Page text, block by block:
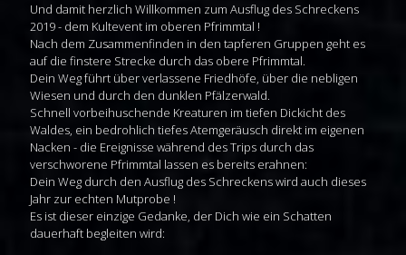
Und damit herzlich Willkommen zum Ausflug des Schreckens
2019 - dem Kultevent im oberen Pfrimmtal !
Nach dem Zusammenfinden in den tapferen Gruppen geht es
auf die finstere Strecke durch das obere Pfrimmtal.
Dein Weg führt über verlassene Friedhöfe, über die nebligen
Wiesen und durch den dunklen Pfälzerwald.
Schnell vorbeihuschende Kreaturen im tiefen Dickicht des
Waldes, ein bedrohlich tiefes Atemgeräusch direkt im eigenen
Nacken - die Ereignisse während des Trips durch das
verschworene Pfrimmtal lassen es bereits erahnen:
Dein Weg durch den Ausflug des Schreckens wird auch dieses
Jahr zur echten Mutprobe !
Es ist dieser einzige Gedanke, der Dich wie ein Schatten
dauerhaft begleiten wird: